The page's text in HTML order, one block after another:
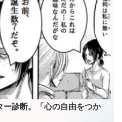
ー診断。「心の自由をつか